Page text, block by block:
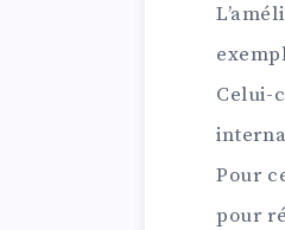
Celui-
Pour
pour